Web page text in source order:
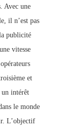
Avec une
il n’est pas
publicité
vitesse
et
un intérêt
le monde
L’objectif